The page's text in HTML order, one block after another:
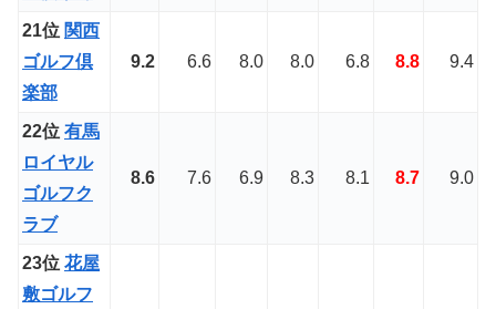
21位 関西
ゴルフ倶
楽部
9.2 6.6 8.0 8.0 6.8 8.8 9.4
22位 有馬
ロイヤル
ゴルフク
ラブ
8.6 7.6 6.9 8.3 8.1 8.7 9.0
23位 花屋
敷ゴルフ